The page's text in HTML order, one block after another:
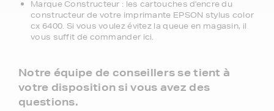
Marque Constructeur : les cartouches d'encre du
constructeur de votre imprimante EPSON stylus color
cx 6400. Si vous voulez évitez la queue en magasin, il
vous suffit de commander ici.
Notre équipe de conseillers se tient à
votre disposition si vous avez des
questions.